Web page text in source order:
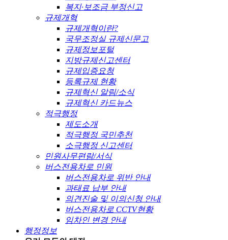
복지·보조금 부정신고
규제개혁
규제개혁이란?
국무조정실 규제신문고
규제정보포털
지방규제신고센터
규제입증요청
등록규제 현황
규제혁신 알림/소식
규제혁신 카드뉴스
적극행정
제도소개
적극행정 국민추천
소극행정 신고센터
민원사무편람/서식
버스전용차로 민원
버스전용차로 위반 안내
과태료 납부 안내
의견진술 및 이의신청 안내
버스전용차로 CCTV현황
임차인 변경 안내
행정정보